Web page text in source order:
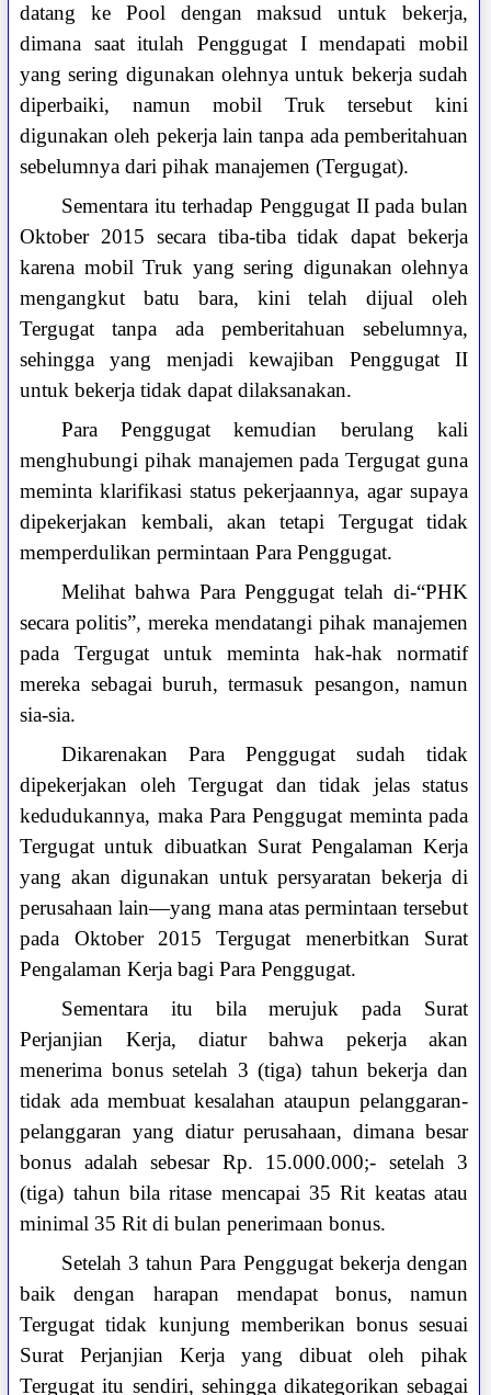
datang ke Pool dengan maksud untuk bekerja,
dimana saat itulah Penggugat I mendapati mobil
yang sering digunakan olehnya untuk bekerja sudah
diperbaiki, namun mobil Truk tersebut kini
digunakan oleh pekerja lain tanpa ada pemberitahuan
sebelumnya dari pihak manajemen (Tergugat).
Sementara itu terhadap Penggugat II pada bulan
Oktober 2015 secara tiba-tiba tidak dapat bekerja
karena mobil Truk yang sering digunakan olehnya
mengangkut batu bara, kini telah dijual oleh
Tergugat tanpa ada pemberitahuan sebelumnya,
sehingga yang menjadi kewajiban Penggugat II
untuk bekerja tidak dapat dilaksanakan.
Para Penggugat kemudian berulang kali
menghubungi pihak manajemen pada Tergugat guna
meminta klarifikasi status pekerjaannya, agar supaya
dipekerjakan kembali, akan tetapi Tergugat tidak
memperdulikan permintaan Para Penggugat.
Melihat bahwa Para Penggugat telah di-“PHK
secara politis”, mereka mendatangi pihak manajemen
pada Tergugat untuk meminta hak-hak normatif
mereka sebagai buruh, termasuk pesangon, namun
sia-sia.
Dikarenakan Para Penggugat sudah tidak
dipekerjakan oleh Tergugat dan tidak jelas status
kedudukannya, maka Para Penggugat meminta pada
Tergugat untuk dibuatkan Surat Pengalaman Kerja
yang akan digunakan untuk persyaratan bekerja di
perusahaan lain—yang mana atas permintaan tersebut
pada Oktober 2015 Tergugat menerbitkan Surat
Pengalaman Kerja bagi Para Penggugat.
Sementara itu bila merujuk pada Surat
Perjanjian Kerja, diatur bahwa pekerja akan
menerima bonus setelah 3 (tiga) tahun bekerja dan
tidak ada membuat kesalahan ataupun pelanggaran-
pelanggaran yang diatur perusahaan, dimana besar
bonus adalah sebesar Rp. 15.000.000;- setelah 3
(tiga) tahun bila ritase mencapai 35 Rit keatas atau
minimal 35 Rit di bulan penerimaan bonus.
Setelah 3 tahun Para Penggugat bekerja dengan
baik dengan harapan mendapat bonus, namun
Tergugat tidak kunjung memberikan bonus sesuai
Surat Perjanjian Kerja yang dibuat oleh pihak
Tergugat itu sendiri, sehingga dikategorikan sebagai